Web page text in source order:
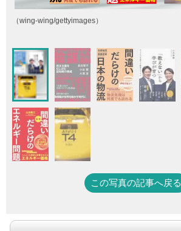
（wing-wing/gettyimages）
この写真の記事へ戻る